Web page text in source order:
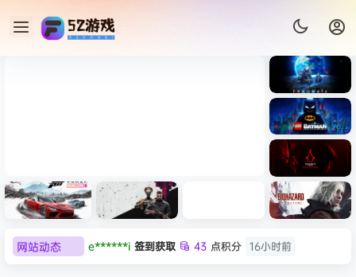
+修改器打包下载 解压即玩
《识质存
在/PRAG
MATA》
免安装中
文版
《乐高蝙
蝠侠：黑
暗骑士之
Batman:
条：
网站动态 e******i 签到获取 43 点积分 16小时前